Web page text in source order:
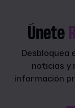
Únete
Desbloquea
noticias y
información